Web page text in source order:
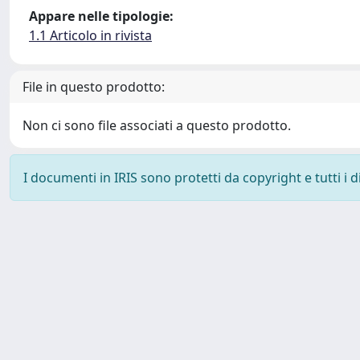
Appare nelle tipologie:
1.1 Articolo in rivista
File in questo prodotto:
Non ci sono file associati a questo prodotto.
I documenti in IRIS sono protetti da copyright e tutti i